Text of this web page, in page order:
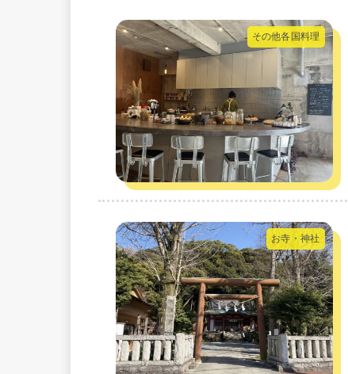
その他各国料理
お寺・神社